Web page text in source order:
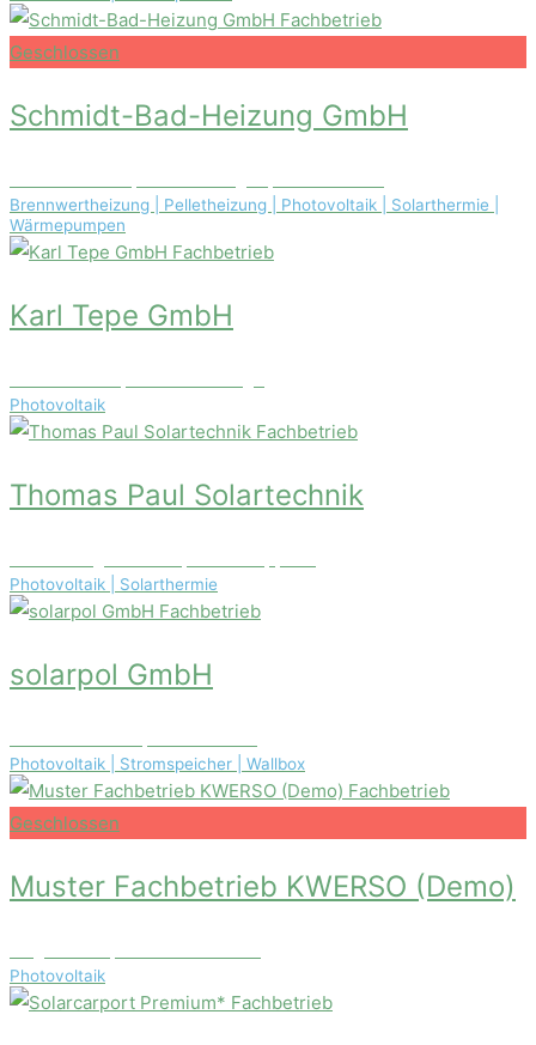
Fachbetrieb
Geschlossen
Schmidt-Bad-Heizung GmbH
Brennwertheizung | Pelletheizung | Photovoltaik | Solarthermie |
Wärmepumpen
Fachbetrieb
Karl Tepe GmbH
Photovoltaik
Fachbetrieb
Thomas Paul Solartechnik
Photovoltaik | Solarthermie
Fachbetrieb
solarpol GmbH
Photovoltaik | Stromspeicher | Wallbox
Fachbetrieb
Geschlossen
Muster Fachbetrieb KWERSO (Demo)
Photovoltaik
Fachbetrieb